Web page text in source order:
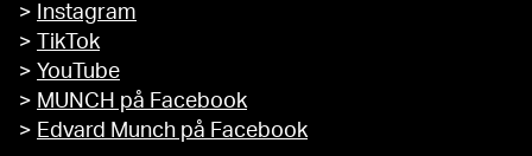
>
Instagram
>
TikTok
> YouTube
> MUNCH på Facebook
> Edvard Munch på Facebook